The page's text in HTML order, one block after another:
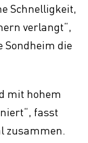
Schnelligkeit,
verlangt“,
Sondheim die
mit hohem
fasst
zusammen.